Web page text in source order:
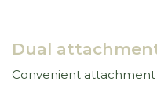
Dual
Convenient